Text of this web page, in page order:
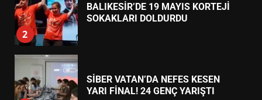
2
BALIKESİR’DE 19 MAYIS KORTEJİ
SOKAKLARI DOLDURDU
SİBER VATAN’DA NEFES KESEN
YARI FİNAL! 24 GENÇ YARIŞTI